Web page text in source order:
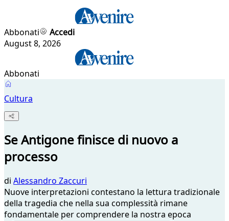
Abbonati
Accedi
August 8, 2026
Abbonati
Cultura
Se Antigone finisce di nuovo a
processo
di Alessandro Zaccuri
Nuove interpretazioni contestano la lettura tradizionale
della tragedia che nella sua complessità rimane
fondamentale per comprendere la nostra epoca